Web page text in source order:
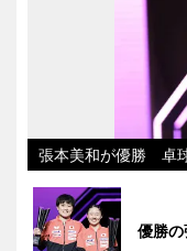
張本美和が優勝 卓
優勝